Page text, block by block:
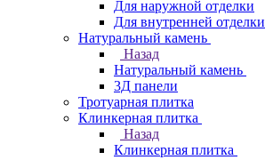
Для наружной отделки
Для внутренней отделки
Натуральный камень
Назад
Натуральный камень
3Д панели
Тротуарная плитка
Клинкерная плитка
Назад
Клинкерная плитка